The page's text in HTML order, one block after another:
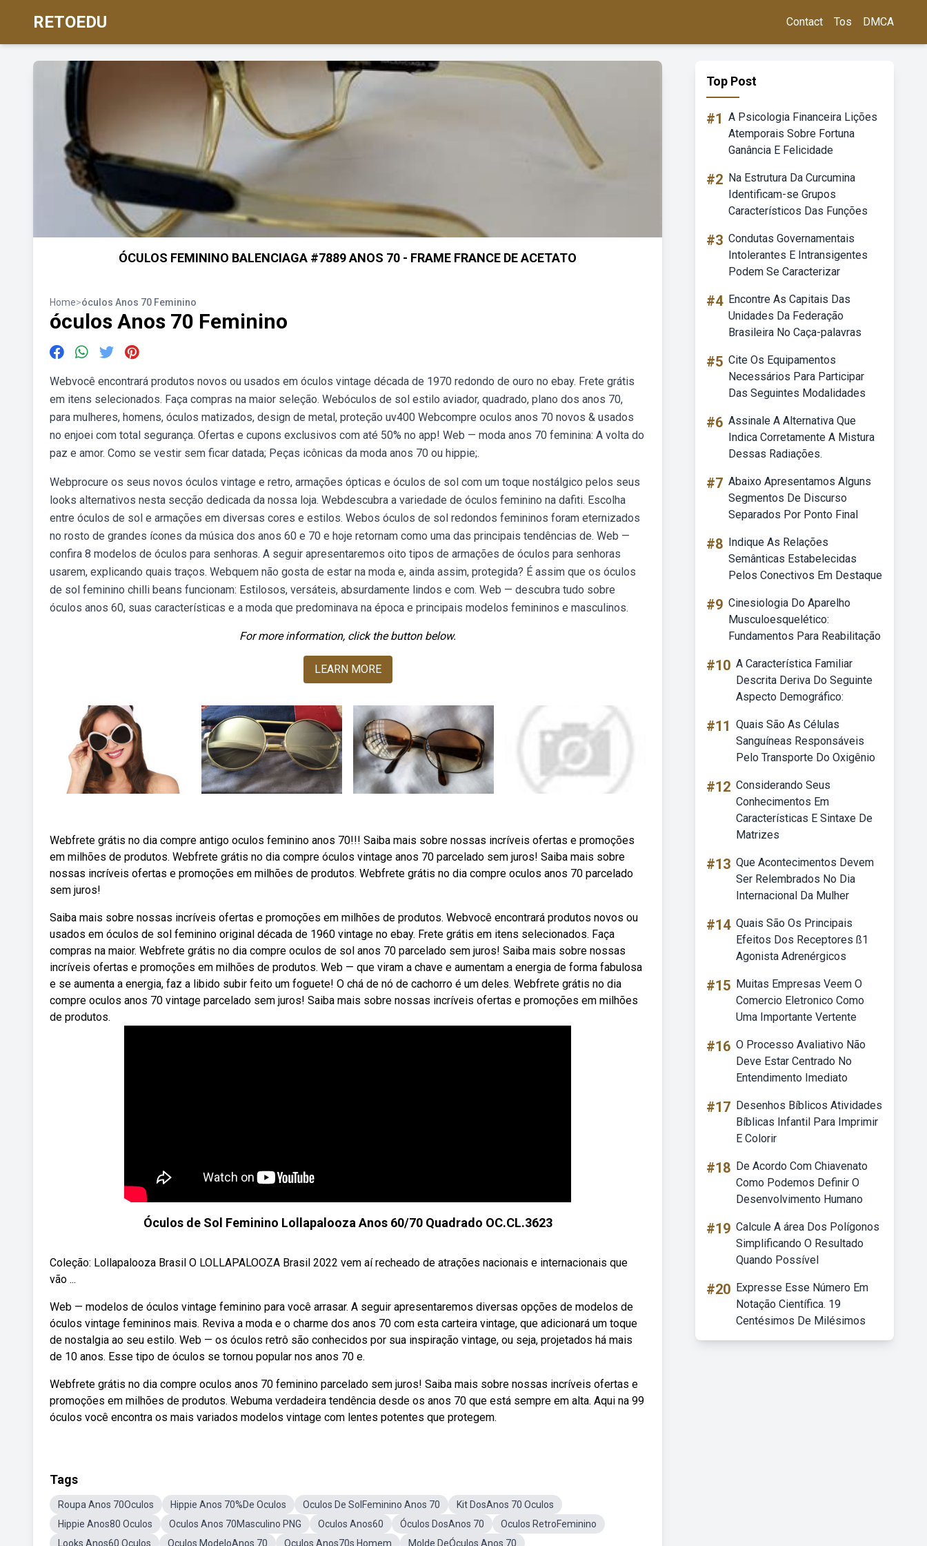
RETOEDU Contact Tos DMCA
ÓCULOS FEMININO BALENCIAGA #7889 ANOS 70 - FRAME FRANCE DE ACETATO
Home>óculos Anos 70 Feminino
óculos Anos 70 Feminino
Webvocê encontrará produtos novos ou usados em óculos vintage década de 1970 redondo de ouro no ebay. Frete grátis
em itens selecionados. Faça compras na maior seleção. Webóculos de sol estilo aviador, quadrado, plano dos anos 70,
para mulheres, homens, óculos matizados, design de metal, proteção uv400 Webcompre oculos anos 70 novos & usados
no enjoei com total segurança. Ofertas e cupons exclusivos com até 50% no app! Web — moda anos 70 feminina: A volta do
paz e amor. Como se vestir sem ficar datada; Peças icônicas da moda anos 70 ou hippie;.
Webprocure os seus novos óculos vintage e retro, armações ópticas e óculos de sol com um toque nostálgico pelos seus
looks alternativos nesta secção dedicada da nossa loja. Webdescubra a variedade de óculos feminino na dafiti. Escolha
entre óculos de sol e armações em diversas cores e estilos. Webos óculos de sol redondos femininos foram eternizados
no rosto de grandes ícones da música dos anos 60 e 70 e hoje retornam como uma das principais tendências de. Web —
confira 8 modelos de óculos para senhoras. A seguir apresentaremos oito tipos de armações de óculos para senhoras
usarem, explicando quais traços. Webquem não gosta de estar na moda e, ainda assim, protegida? É assim que os óculos
de sol feminino chilli beans funcionam: Estilosos, versáteis, absurdamente lindos e com. Web — descubra tudo sobre
óculos anos 60, suas características e a moda que predominava na época e principais modelos femininos e masculinos.
For more information, click the button below.
LEARN MORE
Webfrete grátis no dia compre antigo oculos feminino anos 70!!! Saiba mais sobre nossas incríveis ofertas e promoções
em milhões de produtos. Webfrete grátis no dia compre óculos vintage anos 70 parcelado sem juros! Saiba mais sobre
nossas incríveis ofertas e promoções em milhões de produtos. Webfrete grátis no dia compre oculos anos 70 parcelado
sem juros!
Saiba mais sobre nossas incríveis ofertas e promoções em milhões de produtos. Webvocê encontrará produtos novos ou
usados em óculos de sol feminino original década de 1960 vintage no ebay. Frete grátis em itens selecionados. Faça
compras na maior. Webfrete grátis no dia compre oculos de sol anos 70 parcelado sem juros! Saiba mais sobre nossas
incríveis ofertas e promoções em milhões de produtos. Web — que viram a chave e aumentam a energia de forma fabulosa
e se aumenta a energia, faz a libido subir feito um foguete! O chá de nó de cachorro é um deles. Webfrete grátis no dia
compre oculos anos 70 vintage parcelado sem juros! Saiba mais sobre nossas incríveis ofertas e promoções em milhões
de produtos.
Óculos de Sol Feminino Lollapalooza Anos 60/70 Quadrado OC.CL.3623
Coleção: Lollapalooza Brasil O LOLLAPALOOZA Brasil 2022 vem aí recheado de atrações nacionais e internacionais que
vão ...
Web — modelos de óculos vintage feminino para você arrasar. A seguir apresentaremos diversas opções de modelos de
óculos vintage femininos mais. Reviva a moda e o charme dos anos 70 com esta carteira vintage, que adicionará um toque
de nostalgia ao seu estilo. Web — os óculos retrô são conhecidos por sua inspiração vintage, ou seja, projetados há mais
de 10 anos. Esse tipo de óculos se tornou popular nos anos 70 e.
Webfrete grátis no dia compre oculos anos 70 feminino parcelado sem juros! Saiba mais sobre nossas incríveis ofertas e
promoções em milhões de produtos. Webuma verdadeira tendência desde os anos 70 que está sempre em alta. Aqui na 99
óculos você encontra os mais variados modelos vintage com lentes potentes que protegem.
Tags
Roupa Anos 70Oculos Hippie Anos 70%De Oculos Oculos De SolFeminino Anos 70
Kit DosAnos 70 Oculos
Hippie Anos80 Oculos
Oculos Anos 70Masculino PNG Oculos Anos60 Óculos DosAnos 70
Oculos RetroFeminino
Looks Anos60 Oculos
Oculos ModeloAnos 70 Oculos Anos70s Homem
Molde DeÓculos Anos 70
Top Post
#1 A Psicologia Financeira Lições
Atemporais Sobre Fortuna
Ganância E Felicidade
#2 Na Estrutura Da Curcumina
Identificam-se Grupos
Característicos Das Funções
#3 Condutas Governamentais
Intolerantes E Intransigentes
Podem Se Caracterizar
#4 Encontre As Capitais Das
Unidades Da Federação
Brasileira No Caça-palavras
#5 Cite Os Equipamentos
Necessários Para Participar
Das Seguintes Modalidades
#6 Assinale A Alternativa Que
Indica Corretamente A Mistura
Dessas Radiações.
#7 Abaixo Apresentamos Alguns
Segmentos De Discurso
Separados Por Ponto Final
#8 Indique As Relações
Semânticas Estabelecidas
Pelos Conectivos Em Destaque
#9 Cinesiologia Do Aparelho
Musculoesquelético:
Fundamentos Para Reabilitação
#10 A Característica Familiar
Descrita Deriva Do Seguinte
Aspecto Demográfico:
#11 Quais São As Células
Sanguíneas Responsáveis
Pelo Transporte Do Oxigênio
#12 Considerando Seus
Conhecimentos Em
Características E Sintaxe De
Matrizes
#13 Que Acontecimentos Devem
Ser Relembrados No Dia
Internacional Da Mulher
#14 Quais São Os Principais
Efeitos Dos Receptores ß1
Agonista Adrenérgicos
#15 Muitas Empresas Veem O
Comercio Eletronico Como
Uma Importante Vertente
#16 O Processo Avaliativo Não
Deve Estar Centrado No
Entendimento Imediato
#17 Desenhos Bíblicos Atividades
Bíblicas Infantil Para Imprimir
E Colorir
#18 De Acordo Com Chiavenato
Como Podemos Definir O
Desenvolvimento Humano
#19 Calcule A área Dos Polígonos
Simplificando O Resultado
Quando Possível
#20 Expresse Esse Número Em
Notação Científica. 19
Centésimos De Milésimos